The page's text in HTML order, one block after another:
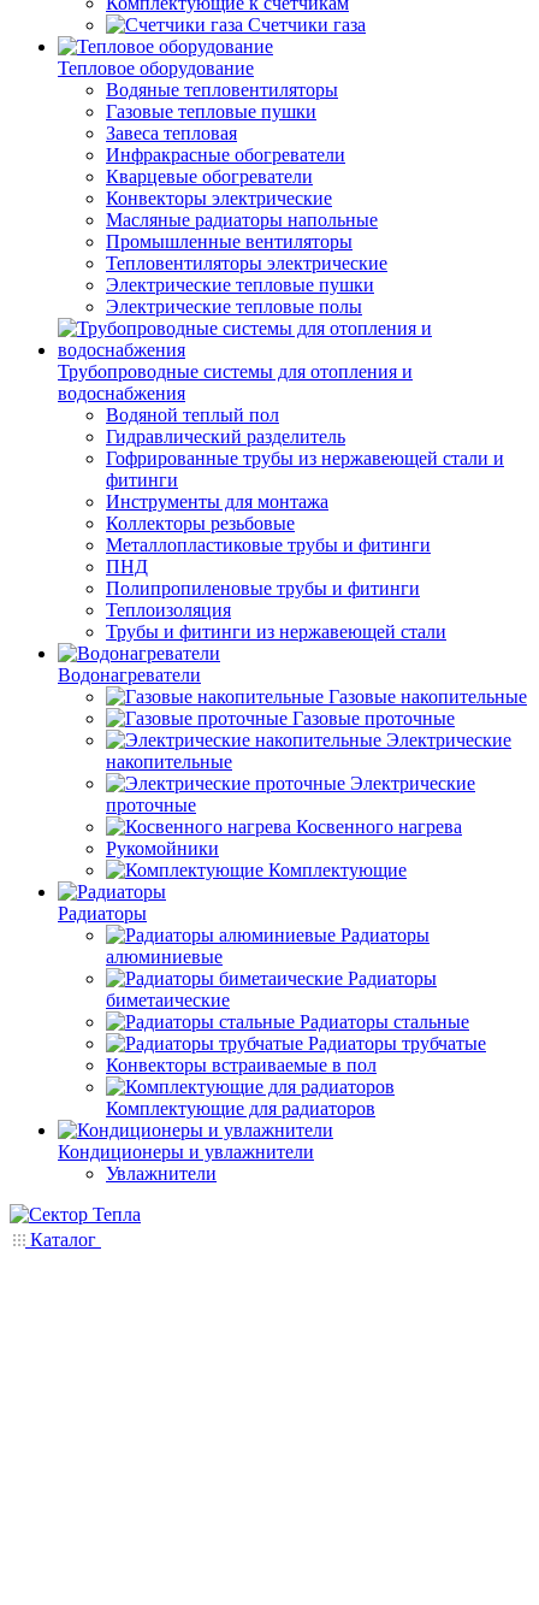
Счетчики газа
Тепловое оборудование
Водяные тепловентиляторы
Газовые тепловые пушки
Завеса тепловая
Инфракрасные обогреватели
Кварцевые обогреватели
Конвекторы электрические
Масляные радиаторы напольные
Промышленные вентиляторы
Тепловентиляторы электрические
Электрические тепловые пушки
Электрические тепловые полы
Трубопроводные системы для отопления и
водоснабжения
Водяной теплый пол
Гидравлический разделитель
Гофрированные трубы из нержавеющей стали и
фитинги
Инструменты для монтажа
Коллекторы резьбовые
Металлопластиковые трубы и фитинги
ПНД
Полипропиленовые трубы и фитинги
Теплоизоляция
Трубы и фитинги из нержавеющей стали
Водонагреватели
Газовые накопительные
Газовые проточные
Электрические
накопительные
Электрические
проточные
Косвенного нагрева
Рукомойники
Комплектующие
Радиаторы
Радиаторы
алюминиевые
Радиаторы
биметаические
Радиаторы стальные
Радиаторы трубчатые
Конвекторы встраиваемые в пол
Комплектующие для радиаторов
Кондиционеры и увлажнители
Увлажнители
Каталог